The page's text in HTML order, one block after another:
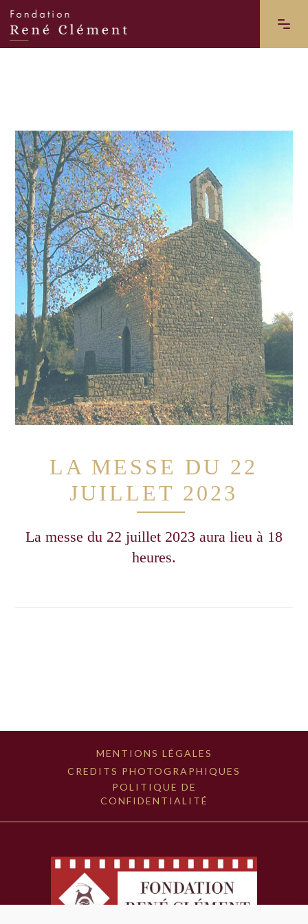
LA MESSE DU 22
JUILLET 2023
La messe du 22 juillet 2023 aura lieu à 18
heures.
MENTIONS LÉGALES
CREDITS PHOTOGRAPHIQUES
POLITIQUE DE
CONFIDENTIALITÉ